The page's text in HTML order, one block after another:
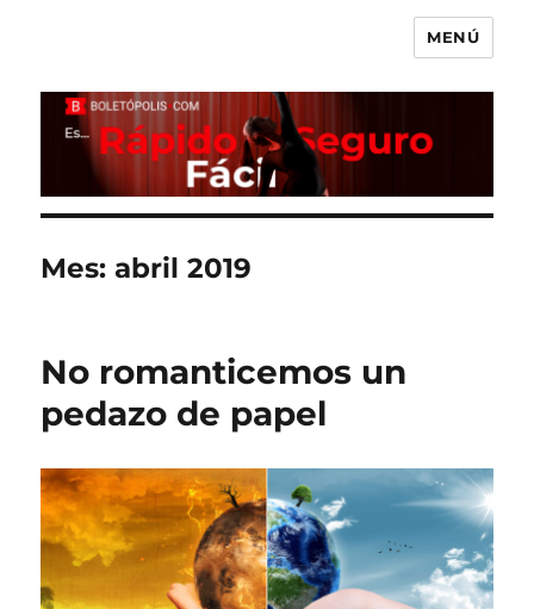
MENÚ
Mes:abril 2019
No romanticemos un
pedazo de papel